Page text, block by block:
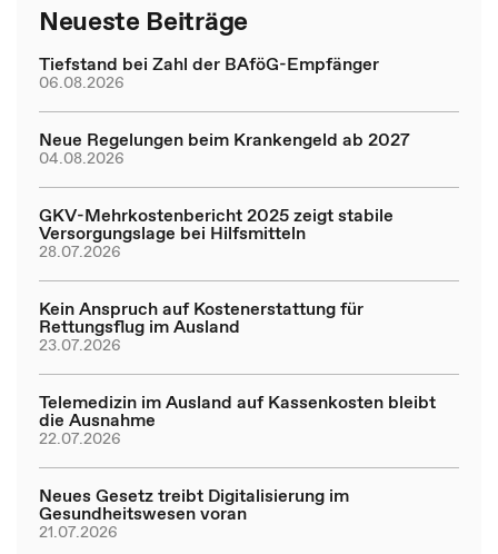
Neueste Beiträge
Tiefstand bei Zahl der BAföG-Empfänger
06.08.2026
Neue Regelungen beim Krankengeld ab 2027
04.08.2026
GKV-Mehrkostenbericht 2025 zeigt stabile
Versorgungslage bei Hilfsmitteln
28.07.2026
Kein Anspruch auf Kostenerstattung für
Rettungsflug im Ausland
23.07.2026
Telemedizin im Ausland auf Kassenkosten bleibt
die Ausnahme
22.07.2026
Neues Gesetz treibt Digitalisierung im
Gesundheitswesen voran
21.07.2026